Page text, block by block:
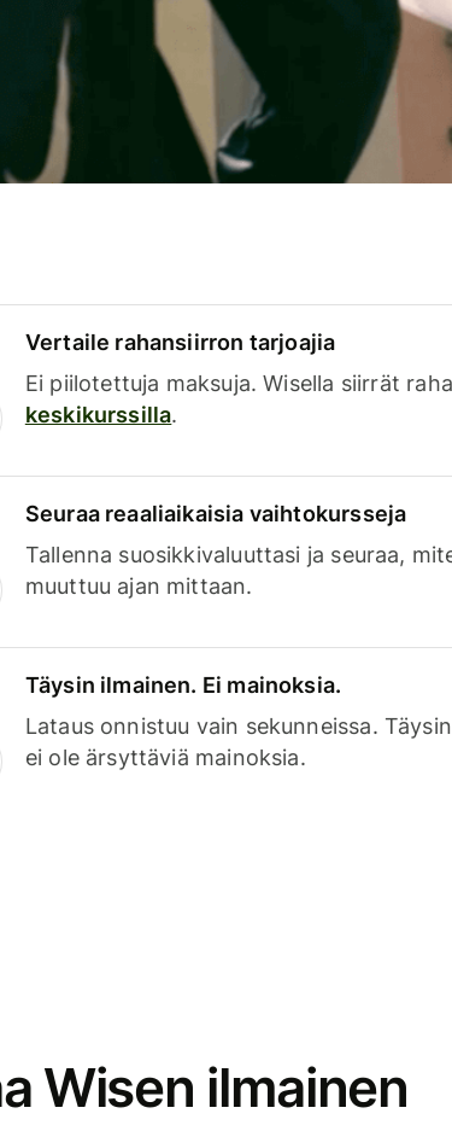
Vertaile rahansiirron tarjoajia
Ei piilotettuja maksuja. Wisella siirrät
keskikurssilla.
Seuraa reaaliaikaisia vaihtokursseja
Tallenna suosikkivaluuttasi ja seuraa,
muuttuu ajan mittaan.
Täysin ilmainen. Ei mainoksia.
Lataus onnistuu vain sekunneissa.
ei ole ärsyttäviä mainoksia.
Wisen ilmainen